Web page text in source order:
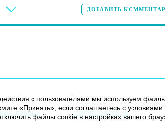
ДОБАВИТЬ
данных
Приглашения на
мероприятия, пресс-
info@robogeek.ru.
с пользователями мы используем
«Принять», если соглашаетесь с
файлы cookie в настройках вашего